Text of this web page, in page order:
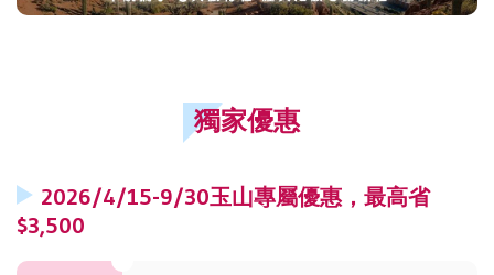
獨家優惠
2026/4/15-9/30玉山專屬優惠，最高省
$3,500